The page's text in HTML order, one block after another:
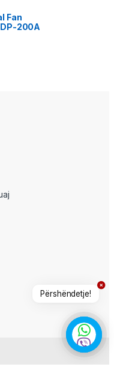
Fan
200A
Përshëndetje!